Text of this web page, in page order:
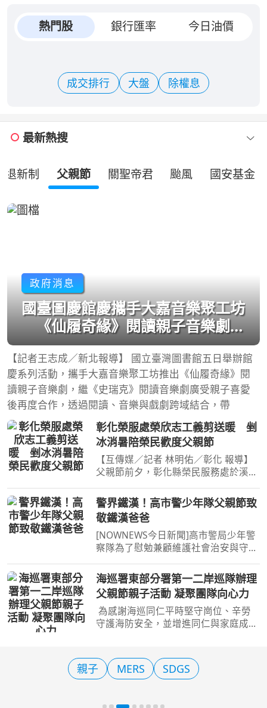
熱門股 銀行匯率 今日油價
成交排行 大盤 除權息
最新熱搜
退新制 父親節 關聖帝君 颱風 國安基金
政府消息
國臺圖慶館慶攜手大嘉音樂聚工坊
《仙履奇緣》閱讀親子音樂劇盛
大登場
【記者王志成／新北報導】 國立臺灣圖書館五日舉辦館
慶系列活動，攜手大嘉音樂聚工坊推出《仙履奇緣》閱
讀親子音樂劇，繼《史瑞克》閱讀音樂劇廣受親子喜愛
後再度合作，透過閱讀、音樂與戲劇跨域結合，帶
彰化榮服處榮欣志工義剪送暖 剉
冰消暑陪榮民歡度父親節
【互傳媒／記者 林明佑／彰化 報導】
父親節前夕，彰化縣榮民服務處於溪湖
呷冰沁心田」關懷活動，由處長邱文俊
率領工作團隊，結合榮欣志工、美髮義
剪、沁涼剉冰、健康量
警界鐵漢！高市警少年隊父親節致
敬鐵漢爸爸
[NOWNEWS今日新聞]高市警局少年警
察隊為了慰勉兼顧維護社會治安與守護
日提前舉辦「不只是付清節，感謝有
您」父親節慶祝活動。少年警察隊希望
透過這場精心規劃的音樂饗宴...
海巡署東部分署第一二岸巡隊辦理
父親節親子活動 凝聚團隊向心力
為感謝海巡同仁平時堅守崗位、辛勞
守護海防安全，並增進同仁與家庭成員
林親水公園」溫馨舉辦「知卡宣玩水
趣」父親節慶祝活動。透
親子 MERS SDGS